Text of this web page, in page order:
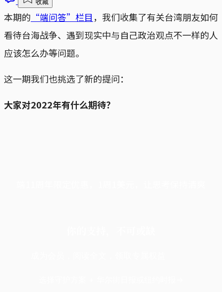
收藏
本期的 “端问答”栏目 ，我们收集了有关台湾朋友如何
看待台海战争、遇到现实中与自己政治观点不一样的人
应该怎么办等问题。
这一期我们也挑选了新的提问：
大家对2022年有什么期待？